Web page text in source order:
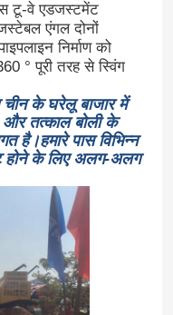
टू-वे एडजस्टमेंट
एंगल दोनों
निर्माण को
° पूरी तरह से स्विंग
चीन के घरेलू बाजार में
और तत्काल बोली के
है।हमारे पास विभिन्न
होने के लिए अलग-अलग